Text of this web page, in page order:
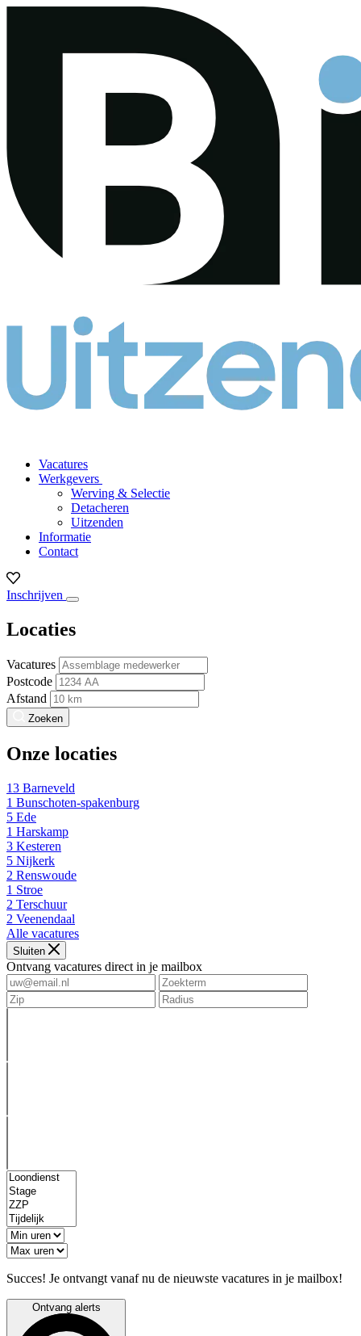
Vacatures
Werkgevers
Werving & Selectie
Detacheren
Uitzenden
Informatie
Contact
Inschrijven
Locaties
Vacatures
Postcode
Afstand
Zoeken
Onze locaties
13 Barneveld
1 Bunschoten-spakenburg
5 Ede
1 Harskamp
3 Kesteren
5 Nijkerk
2 Renswoude
1 Stroe
2 Terschuur
2 Veenendaal
Alle vacatures
Sluiten
Ontvang vacatures direct in je mailbox
Succes! Je ontvangt vanaf nu de nieuwste vacatures in je mailbox!
Ontvang alerts